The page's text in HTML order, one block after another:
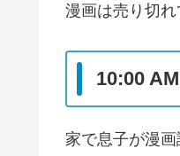
漫画は売り切
10:00 AM
家で息子が漫画